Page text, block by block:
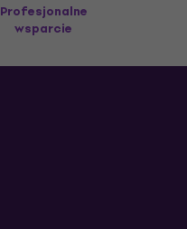
Profesjonalne
wsparcie